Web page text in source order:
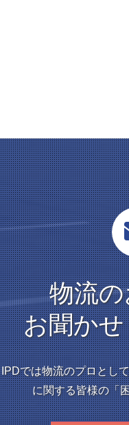
物流
お聞か
IPDでは物流のプロとし
に関する皆様の「